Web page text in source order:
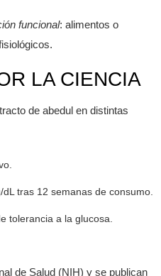
funcional: alimentos o
LA CIENCIA
de abedul en distintas
tras 12 semanas de consumo.
tolerancia a la glucosa.
de Salud (NIH) y se publican